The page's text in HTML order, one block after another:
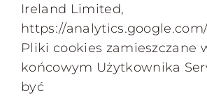
Ireland Limited,
https://
Pliki cookies zamieszczane
końcowym Użytkownika
być